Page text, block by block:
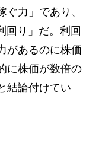
ぐ力」であり、
回り」だ。利回
があるのに株価
に株価が数倍の
結論付けてい